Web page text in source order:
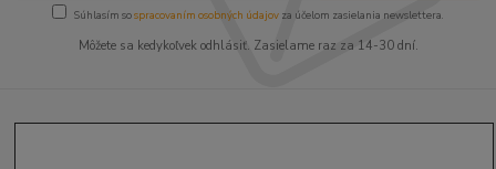
Súhlasím sospracovaním osobných údajov za účelom zasielania newslettera.
Môžete sa kedykoľvek odhlásiť. Zasielame raz za 14-30 dní.